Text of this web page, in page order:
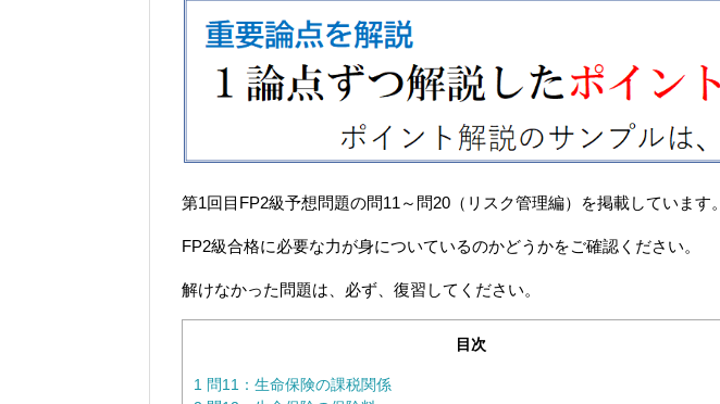
第1回目FP2級予想問題の問11～問20（リスク管理編）を掲載しています。
FP2級合格に必要な力が身についているのかどうかをご確認ください。
解けなかった問題は、必ず、復習してください。
目次
1 問11：生命保険の課税関係